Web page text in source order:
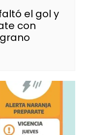
el gol y
con